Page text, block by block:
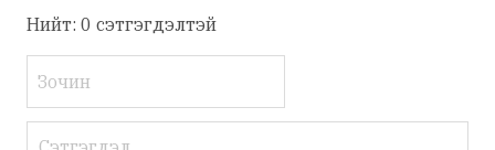
Нийт: 0 сэтгэгдэлтэй